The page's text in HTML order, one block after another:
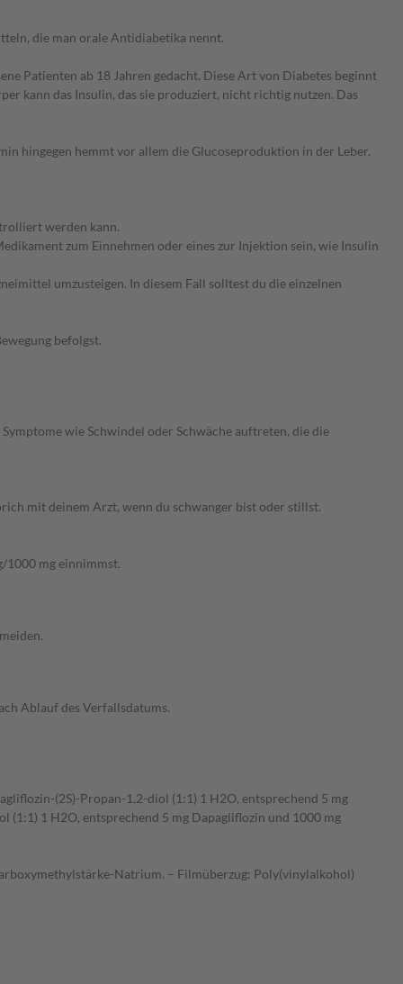
die man orale Antidiabetika nennt.
Patienten ab 18 Jahren gedacht. Diese Art von Diabetes beginnt
kann das Insulin, das sie produziert, nicht richtig nutzen. Das
hingegen hemmt vor allem die Glucoseproduktion in der Leber.
werden kann.
zum Einnehmen oder eines zur Injektion sein, wie Insulin
umzusteigen. In diesem Fall solltest du die einzelnen
befolgst.
wie Schwindel oder Schwäche auftreten, die die
mit deinem Arzt, wenn du schwanger bist oder stillst.
1000 mg einnimmst.
Ablauf des Verfallsdatums.
(2S)-Propan-1,2-diol (1:1) 1 H2O, entsprechend 5 mg
1 H2O, entsprechend 5 mg Dapagliflozin und 1000 mg
Natrium. – Filmüberzug: Poly(vinylalkohol)